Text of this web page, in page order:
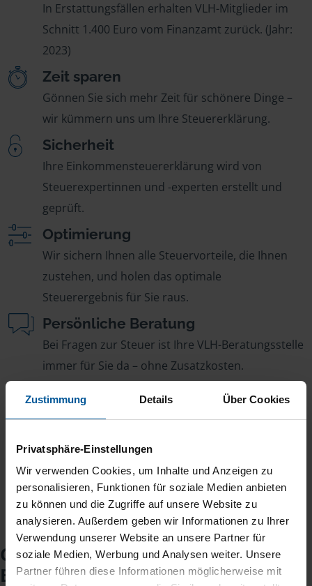
Zustimmung Details Über Cookies
Privatsphäre-Einstellungen
Wir verwenden Cookies, um Inhalte und Anzeigen zu
personalisieren, Funktionen für soziale Medien anbieten
zu können und die Zugriffe auf unsere Website zu
analysieren. Außerdem geben wir Informationen zu Ihrer
Verwendung unserer Website an unsere Partner für
soziale Medien, Werbung und Analysen weiter. Unsere
Partner führen diese Informationen möglicherweise mit
In Erstattungsfällen erhalten VLH-Mitglieder im
Schnitt 1.400 Euro vom Finanzamt zurück. (Jahr:
2023)
Zeit sparen
Gönnen Sie sich mehr Zeit für schönere Dinge –
wir kümmern uns um Ihre Steuererklärung.
Sicherheit
Ihre Einkommensteuererklärung wird von
Steuerexpertinnen und -experten erstellt und
geprüft.
Optimierung
Wir sichern Ihnen alle Steuervorteile, die Ihnen
zustehen, und holen das optimale
Steuerergebnis für Sie raus.
Persönliche Beratung
Bei Fragen zur Steuer ist Ihre VLH-Beratungsstelle
immer für Sie da – ohne Zusatzkosten.
Fairer Beitrag
Jahreseinnahmen richtet.
Checkliste für Ihr
Beratungsgespräch